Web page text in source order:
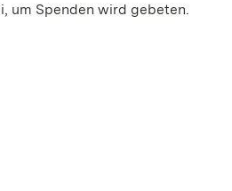
um Spenden wird gebeten.